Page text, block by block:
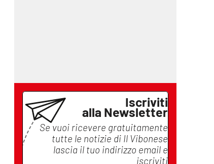
Iscriviti
alla Newsletter
Se vuoi ricevere gratuitamente
tutte le notizie di Il Vibonese
lascia il tuo indirizzo email e
iscriviti